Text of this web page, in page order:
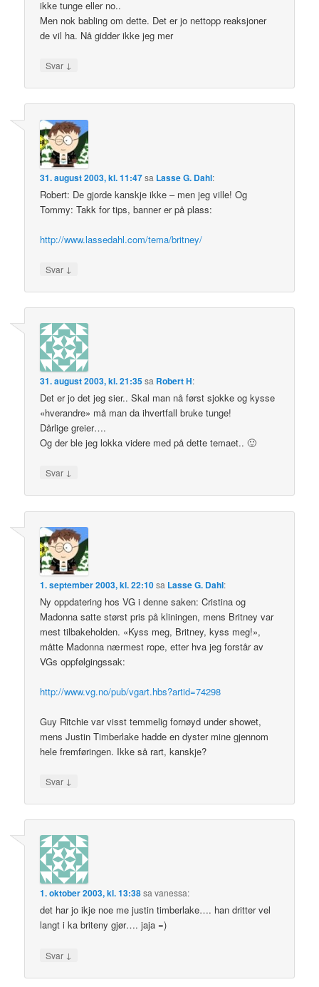
ikke tunge eller no..
Men nok babling om dette. Det er jo nettopp reaksjoner
de vil ha. Nå gidder ikke jeg mer
Svar ↓
31. august 2003, kl. 11:47sa Lasse G. Dahl:
Robert: De gjorde kanskje ikke – men jeg ville! Og
Tommy: Takk for tips, banner er på plass:
http://www.lassedahl.com/tema/britney/
Svar ↓
31. august 2003, kl. 21:35sa Robert H:
Det er jo det jeg sier.. Skal man nå først sjokke og kysse
«hverandre» må man da ihvertfall bruke tunge!
Dårlige greier….
Og der ble jeg lokka videre med på dette temaet.. 🙂
Svar ↓
1. september 2003, kl. 22:10sa Lasse G. Dahl:
Ny oppdatering hos VG i denne saken: Cristina og
Madonna satte størst pris på kliningen, mens Britney var
mest tilbakeholden. «Kyss meg, Britney, kyss meg!»,
måtte Madonna nærmest rope, etter hva jeg forstår av
VGs oppfølgingssak:
http://www.vg.no/pub/vgart.hbs?artid=74298
Guy Ritchie var visst temmelig fornøyd under showet,
mens Justin Timberlake hadde en dyster mine gjennom
hele fremføringen. Ikke så rart, kanskje?
Svar ↓
1. oktober 2003, kl. 13:38sa vanessa:
det har jo ikje noe me justin timberlake…. han dritter vel
langt i ka briteny gjør…. jaja =)
Svar ↓